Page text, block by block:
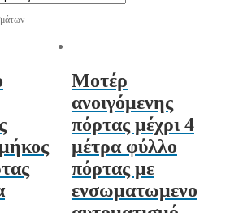
Μοτέρ
ανοιγόμενης
πόρτας μέχρι 4
μέτρα φύλλο
πόρτας με
ενσωματωμενο